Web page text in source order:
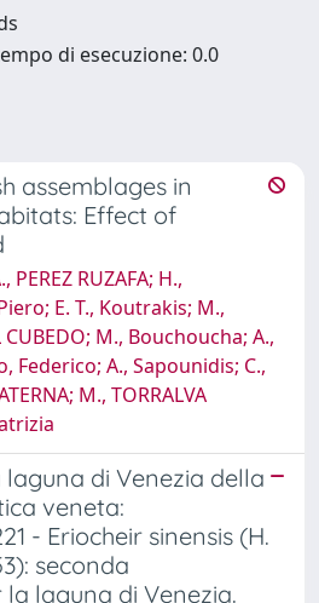
di esecuzione: 0.0
assemblages in
Effect of
RUZAFA; H.,
E. T., Koutrakis; M.,
CUBEDO; M., Bouchoucha; A.,
Federico; A., Sapounidis; C.,
M., TORRALVA
di Venezia della
veneta:
- Eriocheir sinensis (H.
seconda
laguna di Venezia.